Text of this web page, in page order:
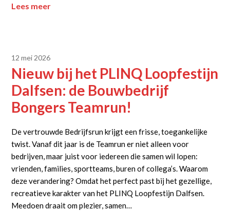
Lees meer
12 mei 2026
Nieuw bij het PLINQ Loopfestijn
Dalfsen: de Bouwbedrijf
Bongers Teamrun!
De vertrouwde Bedrijfsrun krijgt een frisse, toegankelijke
twist. Vanaf dit jaar is de Teamrun er niet alleen voor
bedrijven, maar juist voor iedereen die samen wil lopen:
vrienden, families, sportteams, buren of collega’s. Waarom
deze verandering? Omdat het perfect past bij het gezellige,
recreatieve karakter van het PLINQ Loopfestijn Dalfsen.
Meedoen draait om plezier, samen…